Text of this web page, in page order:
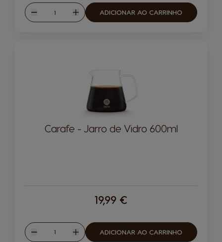
Reduzir
Quantidade
Aumentar
ADICIONAR AO CARRINHO
Carafe - Jarro de Vidro 600ml
19,99 €
Reduzir
Quantidade
Aumentar
ADICIONAR AO CARRINHO